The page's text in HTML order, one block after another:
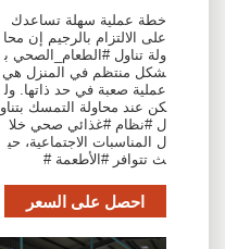
خطة عملية سهلة تساعدك
على الالتزام بالرجيم إن محا
ولة تناول #الطعام_الصحي ب
شكل منتظم في المنزل هي
عملية صعبة في حد ذاتها. ول
كن عند محاولة التمسك بتناو
ل #نظام #غذائي صحي خلا
ل المناسبات الاجتماعية، حي
ث تتوافر #الأطعمة #
احصل على السعر